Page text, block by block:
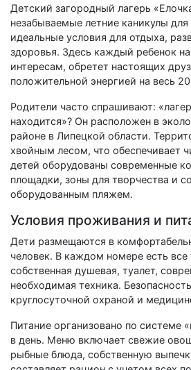
Детский загородный лагерь
незабываемые летние каникулы
идеальные условия для отдыха,
здоровья. Здесь каждый ребенок
интересам, обретет настоящих
положительной энергией на весь
Родители часто спрашивают:
находится»? Он расположен в
районе в Липецкой области.
хвойным лесом, что обеспечивает
детей оборудованы современные
площадки, зоны для творчества и
оборудованным пляжем.
Условия проживания и
Дети размещаются в
человек. В каждом номере есть все
собственная душевая, туалет,
необходимая техника.
круглосуточной охраной и
Питание организовано по системе
в день. Меню включает свежие
рыбные блюда, собственную